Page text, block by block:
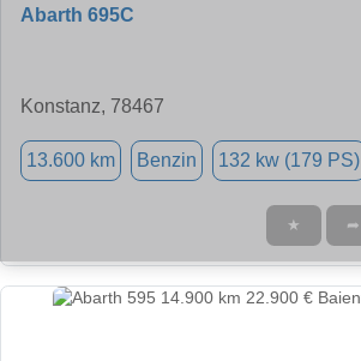
Abarth 695C
Konstanz, 78467
13.600 km Benzin 132 kw (179 PS)
★ ➦